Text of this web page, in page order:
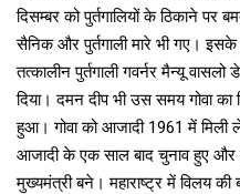
दिसम्बर को पुर्तगालियों के ठिकाने पर
सैनिक और पुर्तगाली मारे भी गए।
तत्कालीन पुर्तगाली गवर्नर मैन्यू
दिया। दमन दीप भी उस समय गोवा
हुआ। गोवा को आजादी 1961 में मिली
आजादी के एक साल बाद चुनाव हुए और
मुख्यमंत्री बने। महाराष्ट्र में विलय